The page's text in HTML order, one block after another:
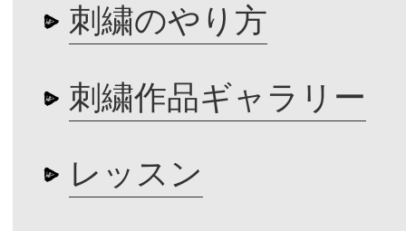
刺繍のやり方
刺繍作品ギャラリー
レッスン